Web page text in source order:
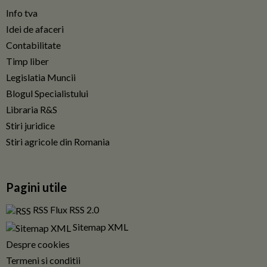
Info tva
Idei de afaceri
Contabilitate
Timp liber
Legislatia Muncii
Blogul Specialistului
Libraria R&S
Stiri juridice
Stiri agricole din Romania
Pagini utile
RSS Flux RSS 2.0
Sitemap XML
Despre cookies
Termeni si conditii